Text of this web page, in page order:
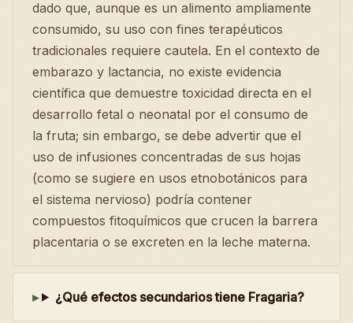
dado que, aunque es un alimento ampliamente
consumido, su uso con fines terapéuticos
tradicionales requiere cautela. En el contexto de
embarazo y lactancia, no existe evidencia
científica que demuestre toxicidad directa en el
desarrollo fetal o neonatal por el consumo de
la fruta; sin embargo, se debe advertir que el
uso de infusiones concentradas de sus hojas
(como se sugiere en usos etnobotánicos para
el sistema nervioso) podría contener
compuestos fitoquímicos que crucen la barrera
placentaria o se excreten en la leche materna.
¿Qué efectos secundarios tiene Fragaria?